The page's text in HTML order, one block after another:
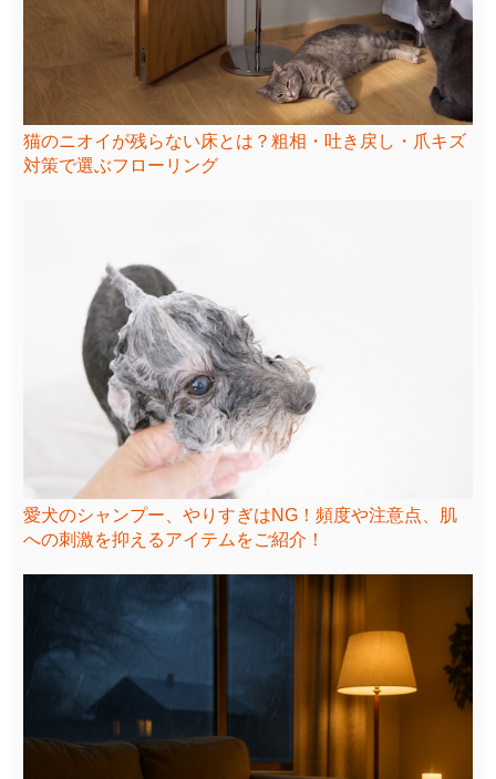
猫のニオイが残らない床とは？粗相・吐き戻し・爪キズ
対策で選ぶフローリング
愛犬のシャンプー、やりすぎはNG！頻度や注意点、肌
への刺激を抑えるアイテムをご紹介！